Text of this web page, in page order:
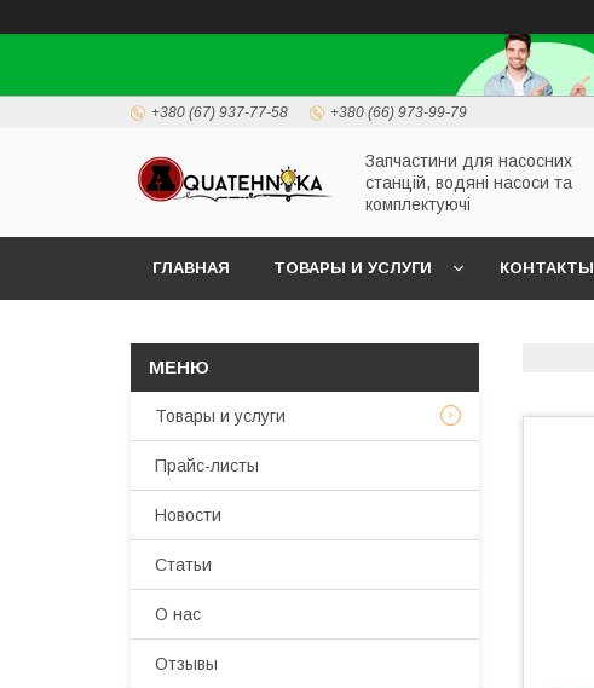
+380 (67) 937-77-58 +380 (66) 973-99-79
Запчастини для насосних
станцій, водяні насоси та
комплектуючі
ГЛАВНАЯ ТОВАРЫ И УСЛУГИ КОНТАКТЫ
Товары и услуги
Прайс-листы
Новости
Статьи
О нас
Отзывы